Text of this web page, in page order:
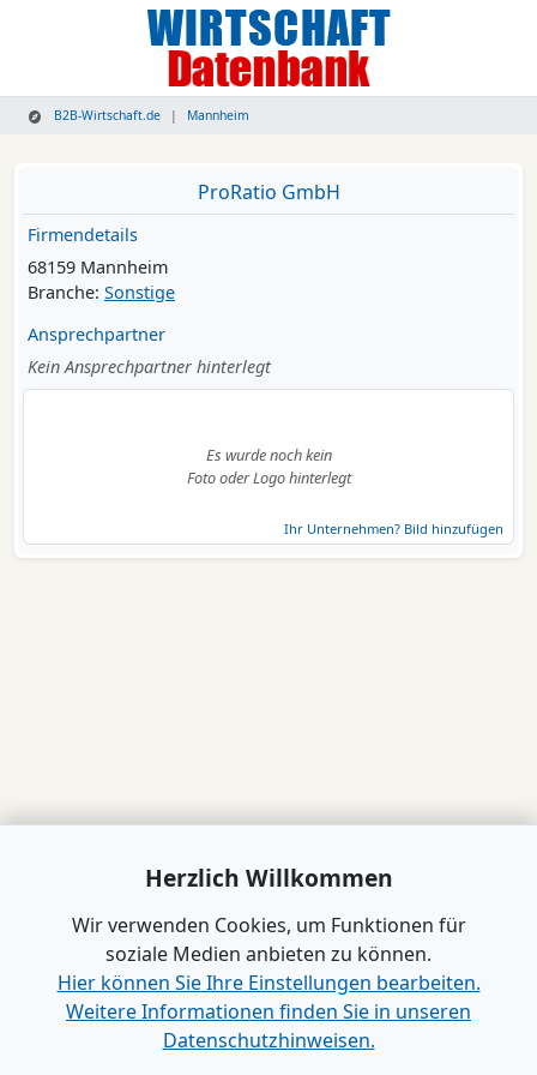
B2B-Wirtschaft.de Mannheim
ProRatio GmbH
Firmendetails
68159 Mannheim
Branche: Sonstige
Ansprechpartner
Kein Ansprechpartner hinterlegt
Es wurde noch kein
Foto oder Logo hinterlegt
Ihr Unternehmen? Bild hinzufügen
Herzlich Willkommen
Wir verwenden Cookies, um Funktionen für
soziale Medien anbieten zu können.
Hier können Sie Ihre Einstellungen bearbeiten.
Weitere Informationen finden Sie in unseren
Datenschutzhinweisen.